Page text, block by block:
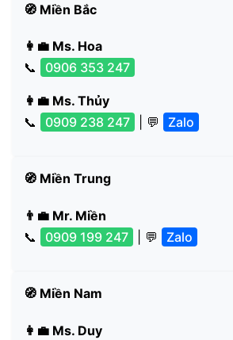
🧭 Miền Bắc
👩‍💼 Ms. Hoa
📞
0906 353 247
👩‍💼 Ms. Thủy
📞
0909 238 247 | 💬 Zalo
🧭 Miền Trung
👨‍💼 Mr. Miền
📞
0909 199 247 | 💬 Zalo
🧭 Miền Nam
👩‍💼 Ms. Duy